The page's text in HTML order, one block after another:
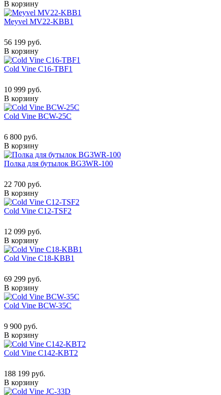
В корзину
Meyvel MV22-KBB1
56 199 руб.
В корзину
Cold Vine C16-TBF1
10 999 руб.
В корзину
Cold Vine BCW-25C
6 800 руб.
В корзину
Полка для бутылок BG3WR-100
22 700 руб.
В корзину
Cold Vine C12-TSF2
12 099 руб.
В корзину
Cold Vine C18-KBB1
69 299 руб.
В корзину
Cold Vine BCW-35C
9 900 руб.
В корзину
Cold Vine C142-KBT2
188 199 руб.
В корзину